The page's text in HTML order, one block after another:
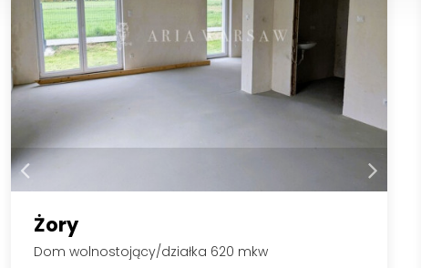
Żory
Dom wolnostojący/działka 620 mkw